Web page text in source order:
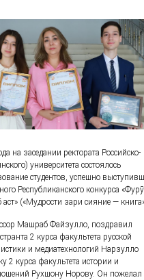
на заседании ректората Российско-
университета состоялось
студентов, успешно
Республиканского конкурса
(«Мудрости зари сияние —
Машраб Файзулло, поздравил
2 курса факультета русской
и медиатехнологий Нарзулло
2 курса факультета истории и
Рухшону Норову. Он